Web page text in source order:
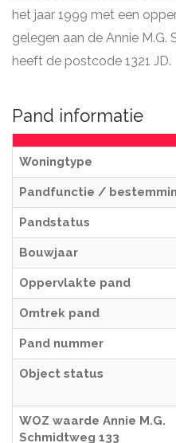
het jaar 1999 met een
gelegen aan de Annie M.G.
heeft de postcode 1321 JD.
Pand informatie
Woningtype
Pandfunctie /
Pandstatus
Bouwjaar
Oppervlakte pand
Omtrek pand
Pand nummer
Object status
WOZ waarde Annie M.G.
Schmidtweg 133